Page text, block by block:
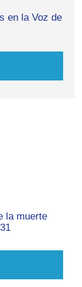
en la Voz de
la muerte